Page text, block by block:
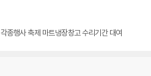
행사 축제 마트냉장창고 수리기간 대여